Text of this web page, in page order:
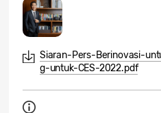
Siaran-Pers-Berinovasi-
g-untuk-CES-2022.pdf